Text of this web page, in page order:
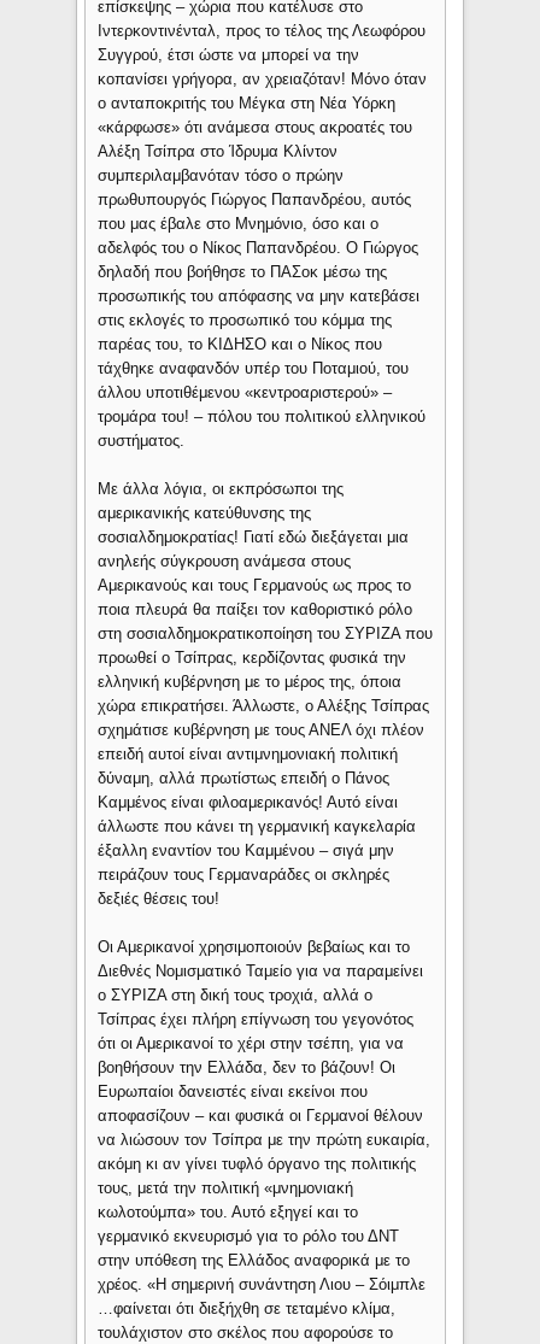
επίσκεψης – χώρια που κατέλυσε στο
Ιντερκοντινένταλ, προς το τέλος της Λεωφόρου
Συγγρού, έτσι ώστε να μπορεί να την
κοπανίσει γρήγορα, αν χρειαζόταν! Μόνο όταν
ο ανταποκριτής του Μέγκα στη Νέα Υόρκη
«κάρφωσε» ότι ανάμεσα στους ακροατές του
Αλέξη Τσίπρα στο Ίδρυμα Κλίντον
συμπεριλαμβανόταν τόσο ο πρώην
πρωθυπουργός Γιώργος Παπανδρέου, αυτός
που μας έβαλε στο Μνημόνιο, όσο και ο
αδελφός του ο Νίκος Παπανδρέου. Ο Γιώργος
δηλαδή που βοήθησε το ΠΑΣοκ μέσω της
προσωπικής του απόφασης να μην κατεβάσει
στις εκλογές το προσωπικό του κόμμα της
παρέας του, το ΚΙΔΗΣΟ και ο Νίκος που
τάχθηκε αναφανδόν υπέρ του Ποταμιού, του
άλλου υποτιθέμενου «κεντροαριστερού» –
τρομάρα του! – πόλου του πολιτικού ελληνικού
συστήματος.
Με άλλα λόγια, οι εκπρόσωποι της
αμερικανικής κατεύθυνσης της
σοσιαλδημοκρατίας! Γιατί εδώ διεξάγεται μια
ανηλεής σύγκρουση ανάμεσα στους
Αμερικανούς και τους Γερμανούς ως προς το
ποια πλευρά θα παίξει τον καθοριστικό ρόλο
στη σοσιαλδημοκρατικοποίηση του ΣΥΡΙΖΑ που
προωθεί ο Τσίπρας, κερδίζοντας φυσικά την
ελληνική κυβέρνηση με το μέρος της, όποια
χώρα επικρατήσει. Άλλωστε, ο Αλέξης Τσίπρας
σχημάτισε κυβέρνηση με τους ΑΝΕΛ όχι πλέον
επειδή αυτοί είναι αντιμνημονιακή πολιτική
δύναμη, αλλά πρωτίστως επειδή ο Πάνος
Καμμένος είναι φιλοαμερικανός! Αυτό είναι
άλλωστε που κάνει τη γερμανική καγκελαρία
έξαλλη εναντίον του Καμμένου – σιγά μην
πειράζουν τους Γερμαναράδες οι σκληρές
δεξιές θέσεις του!
Οι Αμερικανοί χρησιμοποιούν βεβαίως και το
Διεθνές Νομισματικό Ταμείο για να παραμείνει
ο ΣΥΡΙΖΑ στη δική τους τροχιά, αλλά ο
Τσίπρας έχει πλήρη επίγνωση του γεγονότος
ότι οι Αμερικανοί το χέρι στην τσέπη, για να
βοηθήσουν την Ελλάδα, δεν το βάζουν! Οι
Ευρωπαίοι δανειστές είναι εκείνοι που
αποφασίζουν – και φυσικά οι Γερμανοί θέλουν
να λιώσουν τον Τσίπρα με την πρώτη ευκαιρία,
ακόμη κι αν γίνει τυφλό όργανο της πολιτικής
τους, μετά την πολιτική «μνημονιακή
κωλοτούμπα» του. Αυτό εξηγεί και το
γερμανικό εκνευρισμό για το ρόλο του ΔΝΤ
στην υπόθεση της Ελλάδος αναφορικά με το
χρέος. «Η σημερινή συνάντηση Λιου – Σόιμπλε
…φαίνεται ότι διεξήχθη σε τεταμένο κλίμα,
τουλάχιστον στο σκέλος που αφορούσε το